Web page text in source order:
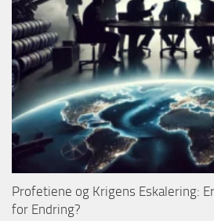
Profetiene og Krigens Eskalering:
for Endring?